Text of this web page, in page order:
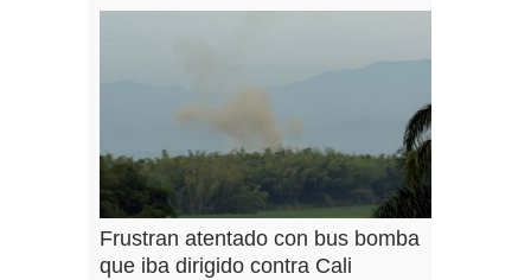
Frustran atentado con bus bomba
que iba dirigido contra Cali